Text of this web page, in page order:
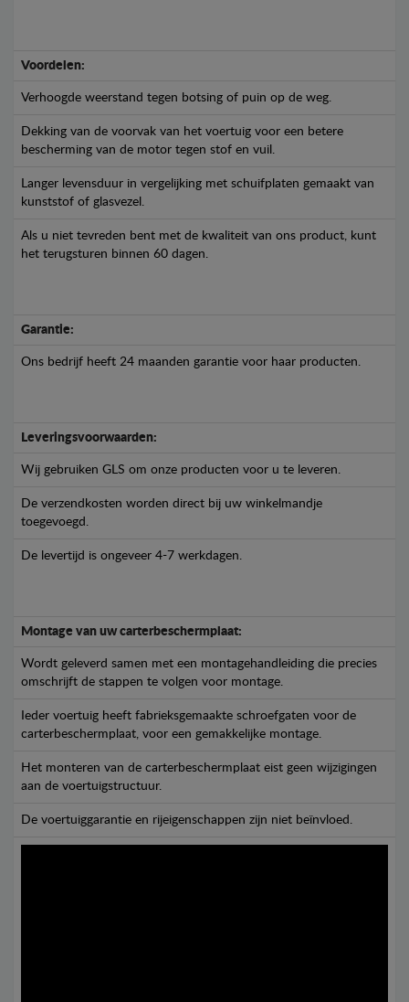
Voordelen:
Verhoogde weerstand tegen botsing of puin op de weg.
Dekking van de voorvak van het voertuig voor een betere
bescherming van de motor tegen stof en vuil.
Langer levensduur in vergelijking met schuifplaten gemaakt van
kunststof of glasvezel.
Als u niet tevreden bent met de kwaliteit van ons product, kunt
het terugsturen binnen 60 dagen.
Garantie:
Ons bedrijf heeft 24 maanden garantie voor haar producten.
Leveringsvoorwaarden:
Wij gebruiken GLS om onze producten voor u te leveren.
De verzendkosten worden direct bij uw winkelmandje
toegevoegd.
De levertijd is ongeveer 4-7 werkdagen.
Montage van uw carterbeschermplaat:
Wordt geleverd samen met een montagehandleiding die precies
omschrijft de stappen te volgen voor montage.
Ieder voertuig heeft fabrieksgemaakte schroefgaten voor de
carterbeschermplaat, voor een gemakkelijke montage.
Het monteren van de carterbeschermplaat eist geen wijzigingen
aan de voertuigstructuur.
De voertuiggarantie en rijeigenschappen zijn niet beïnvloed.